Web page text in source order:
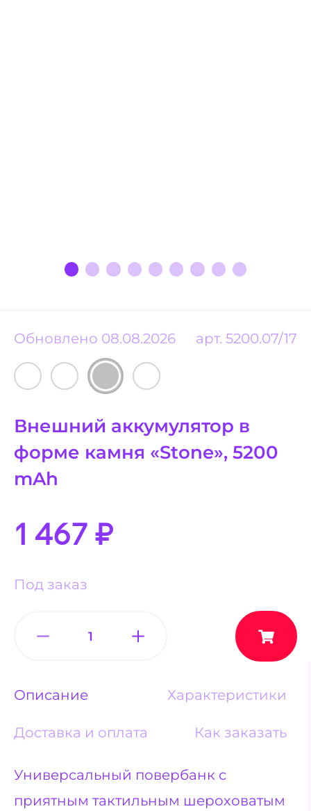
Обновлено 08.08.2026 арт. 5200.07/17
Внешний аккумулятор в
форме камня «Stone», 5200
mAh
1 467 ₽
Под заказ
Описание Характеристики
Доставка и оплата Как заказать
Универсальный повербанк с
приятным тактильным шероховатым